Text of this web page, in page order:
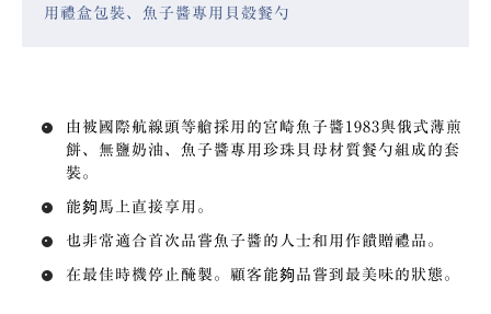
用禮盒包裝、魚子醬專用貝殼餐勺
由被國際航線頭等艙採用的宮崎魚子醬1983與俄式薄煎
餅、無鹽奶油、魚子醬專用珍珠貝母材質餐勺組成的套
裝。
能夠馬上直接享用。
也非常適合首次品嘗魚子醬的人士和用作饋贈禮品。
在最佳時機停止醃製。顧客能夠品嘗到最美味的狀態。